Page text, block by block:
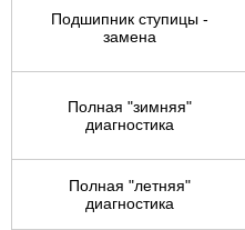
Подшипник ступицы -
замена
Полная "зимняя"
диагностика
Полная "летняя"
диагностика